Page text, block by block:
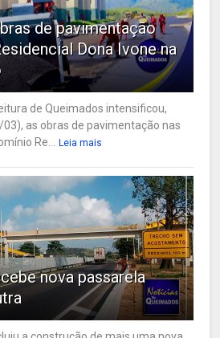
de pavimentação
Dona Ivone na
de Queimados intensificou,
as obras de pavimentação nas
Re...
Leia mais
nova passarela